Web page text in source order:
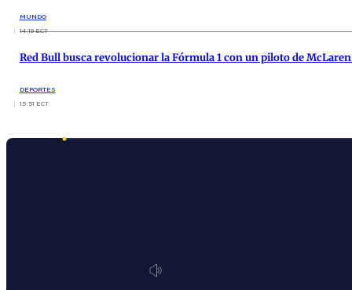
MUNDO
14:19 ECT
Red Bull busca revolucionar la Fórmula 1 con un piloto de
DEPORTES
15:51 ECT